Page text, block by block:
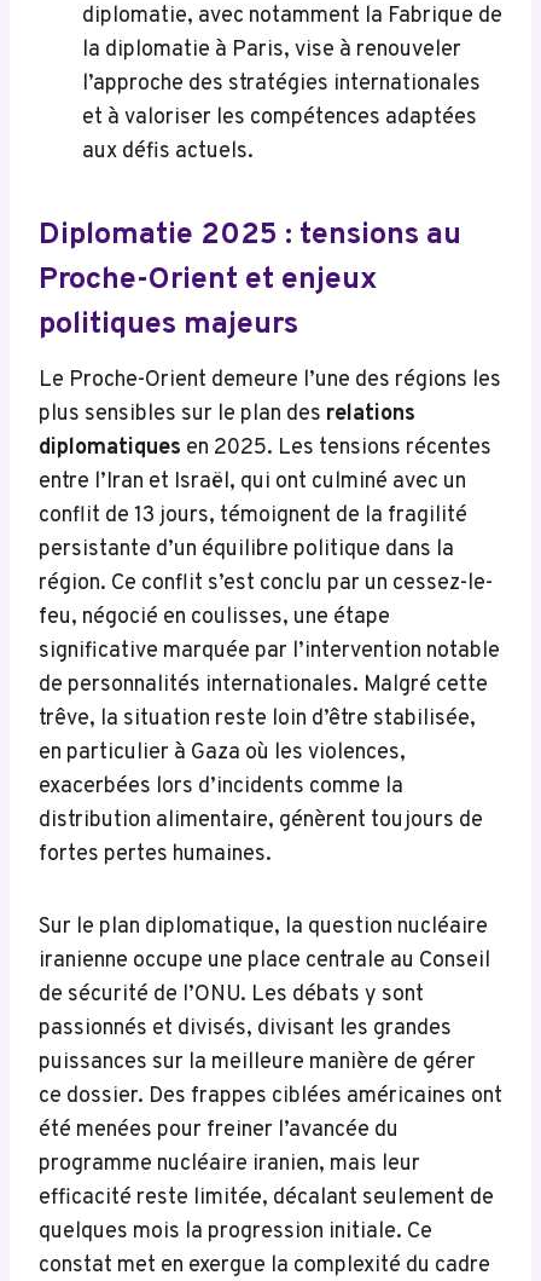
diplomatie, avec notamment la Fabrique de
la diplomatie à Paris, vise à renouveler
l’approche des stratégies internationales
et à valoriser les compétences adaptées
aux défis actuels.
Diplomatie 2025 : tensions au
Proche-Orient et enjeux
politiques majeurs
Le Proche-Orient demeure l’une des régions les
plus sensibles sur le plan des relations
diplomatiques en 2025. Les tensions récentes
entre l’Iran et Israël, qui ont culminé avec un
conflit de 13 jours, témoignent de la fragilité
persistante d’un équilibre politique dans la
région. Ce conflit s’est conclu par un cessez-le-
feu, négocié en coulisses, une étape
significative marquée par l’intervention notable
de personnalités internationales. Malgré cette
trêve, la situation reste loin d’être stabilisée,
en particulier à Gaza où les violences,
exacerbées lors d’incidents comme la
distribution alimentaire, génèrent toujours de
fortes pertes humaines.
Sur le plan diplomatique, la question nucléaire
iranienne occupe une place centrale au Conseil
de sécurité de l’ONU. Les débats y sont
passionnés et divisés, divisant les grandes
puissances sur la meilleure manière de gérer
ce dossier. Des frappes ciblées américaines ont
été menées pour freiner l’avancée du
programme nucléaire iranien, mais leur
efficacité reste limitée, décalant seulement de
quelques mois la progression initiale. Ce
constat met en exergue la complexité du cadre